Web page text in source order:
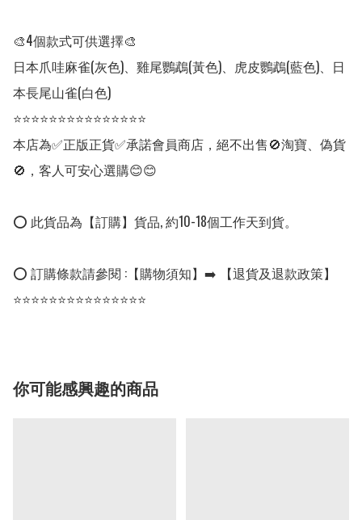
🎨4個款式可供選擇🎨
日本爪哇麻雀(灰色)、雞尾鸚鵡(黃色)、虎皮鸚鵡(藍色)、日
本長尾山雀(白色)
⭐⭐⭐⭐⭐⭐⭐⭐⭐⭐⭐⭐⭐⭐⭐
本店為✅正版正貨✅承諾會員商店，絕不出售🚫淘寶、偽貨
🚫，客人可安心選購😊😊
⭕ 此貨品為【訂購】貨品, 約10-18個工作天到貨。
⭕ 訂購條款請參閱 :【購物須知】➡️ 【退貨及退款政策】
⭐⭐⭐⭐⭐⭐⭐⭐⭐⭐⭐⭐⭐⭐⭐
你可能感興趣的商品